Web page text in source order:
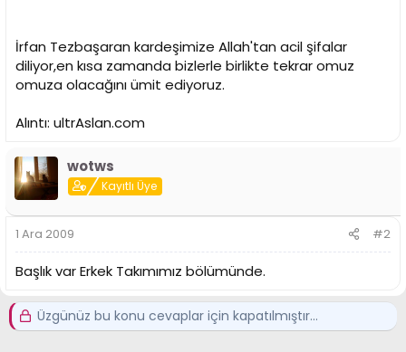
İrfan Tezbaşaran kardeşimize Allah'tan acil şifalar
diliyor,en kısa zamanda bizlerle birlikte tekrar omuz
omuza olacağını ümit ediyoruz.
Alıntı: ultrAslan.com
wotws
Kayıtlı Üye
1 Ara 2009 #2
Başlık var Erkek Takımımız bölümünde.
Üzgünüz bu konu cevaplar için kapatılmıştır...